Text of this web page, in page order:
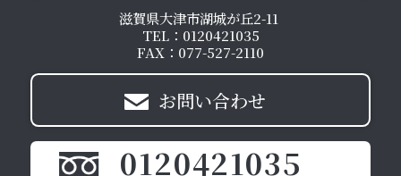
滋賀県大津市湖城が丘2-11
TEL：0120421035
FAX：077-527-2110
お問い合わせ
0120421035